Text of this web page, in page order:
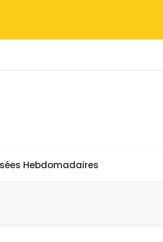
Hebdomadaires